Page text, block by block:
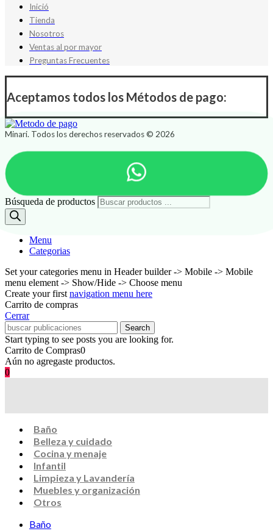
Inició
Tienda
Nosotros
Ventas al por mayor
Preguntas Frecuentes
Aceptamos todos los Métodos de pago:
Minari. Todos los derechos reservados © 2026
Búsqueda de productos
Menu
Categorias
Set your categories menu in Header builder -> Mobile -> Mobile
menu element -> Show/Hide -> Choose menu
Create your first navigation menu here
Carrito de compras
Cerrar
Search
Start typing to see posts you are looking for.
Carrito de Compras0
Aún no agregaste productos.
0
Baño
Belleza y cuidado
Cocina y menaje
Infantil
Limpieza y Lavandería
Muebles y organización
Otros
Baño